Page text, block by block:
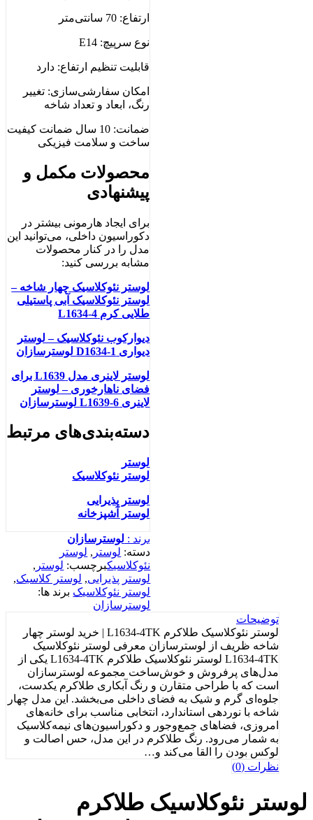
ارتفاع: 70 سانتی‌متر
نوع سرپیچ: E14
قابلیت تنظیم ارتفاع: دارد
امکان سفارشی‌سازی: تغییر
رنگ، ابعاد و تعداد شاخه
ضمانت: 10 سال ضمانت کیفیت
ساخت و سلامت فیزیکی
محصولات مکمل و
پیشنهادی
برای ایجاد هارمونی بیشتر در
دکوراسیون داخلی، می‌توانید این
مدل را در کنار محصولات
مشابه بررسی کنید:
لوستر نئوکلاسیک چهار شاخه –
لوستر نئوکلاسیک آبی پاستیلی
طلایی کرم L1634-4
دیوارکوب نئوکلاسیک – لوستر
دیواری D1634-1 لوسترسازان
لوستر لاینری مدل L1639 برای
فضای ناهارخوری – لوستر
لاینری L1639-6 لوسترسازان
دسته‌بندی‌های مرتبط
لوستر
لوستر نئوکلاسیک
لوستر پذیرایی
لوستر آشپزخانه
برند : لوسترسازان
دسته: لوستر , لوستر
نئوکلاسیکبرچسب: لوستر ,
لوستر پذیرایی, لوستر کلاسیک,
لوستر نئوکلاسیک برند ها:
لوسترسازان
توضیحات
لوستر نئوکلاسیک طلاکرم L1634-4TK | خرید لوستر چهار
شاخه ظریف از لوسترسازان معرفی لوستر نئوکلاسیک
L1634-4TK لوستر نئوکلاسیک طلاکرم L1634-4TK یکی از
مدل‌های پرفروش و خوش‌ساخت مجموعه لوسترسازان
است که با طراحی متقارن و رنگ آبکاری طلاکرم یکدست،
جلوه‌ای گرم و شیک به فضای داخلی می‌بخشد. این مدل چهار
شاخه با نوردهی استاندارد، انتخابی مناسب برای خانه‌های
امروزی، فضاهای جمع‌وجور و دکوراسیون‌های نیمه‌کلاسیک
به شمار می‌رود. رنگ طلاکرم در این مدل، حس اصالت و
لوکس بودن را القا می‌کند و…
نظرات (0)
لوستر نئوکلاسیک طلاکرم